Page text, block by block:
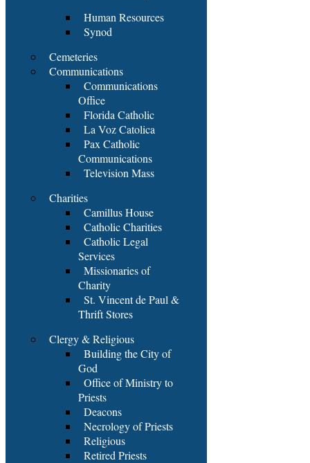
Human Resources
Synod
Cemeteries
Communications
Communications
Office
Florida Catholic
La Voz Catolica
Pax Catholic
Communications
Television Mass
Charities
Camillus House
Catholic Charities
Catholic Legal
Services
Missionaries of
Charity
St. Vincent de Paul &
Thrift Stores
Clergy & Religious
Building the City of
God
Office of Ministry to
Priests
Deacons
Necrology of Priests
Religious
Retired Priests